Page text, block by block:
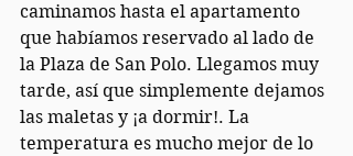
caminamos hasta el apartamento
que habíamos reservado al lado de
la Plaza de San Polo. Llegamos muy
tarde, así que simplemente dejamos
las maletas y ¡a dormir!. La
temperatura es mucho mejor de lo